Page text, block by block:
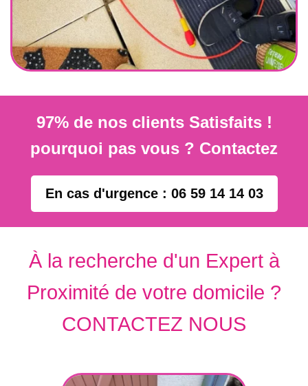
97% de nos clients Satisfaits !
pourquoi pas vous ? Contactez
En cas d'urgence : 06 59 14 14 03
À la recherche d'un Expert à
Proximité de votre domicile ?
CONTACTEZ NOUS